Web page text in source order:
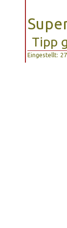
Tipp
Eingestellt: